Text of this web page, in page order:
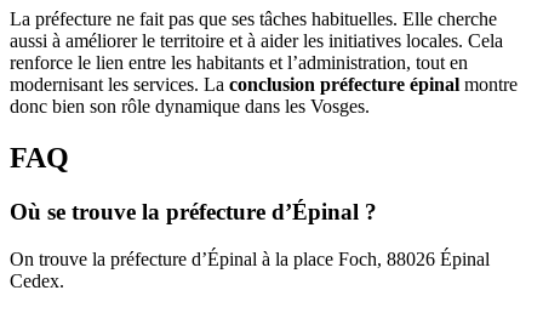
La préfecture ne fait pas que ses tâches habituelles. Elle cherche
aussi à améliorer le territoire et à aider les initiatives locales. Cela
renforce le lien entre les habitants et l’administration, tout en
modernisant les services. La conclusion préfecture épinal montre
donc bien son rôle dynamique dans les Vosges.
FAQ
Où se trouve la préfecture d’Épinal ?
On trouve la préfecture d’Épinal à la place Foch, 88026 Épinal
Cedex.